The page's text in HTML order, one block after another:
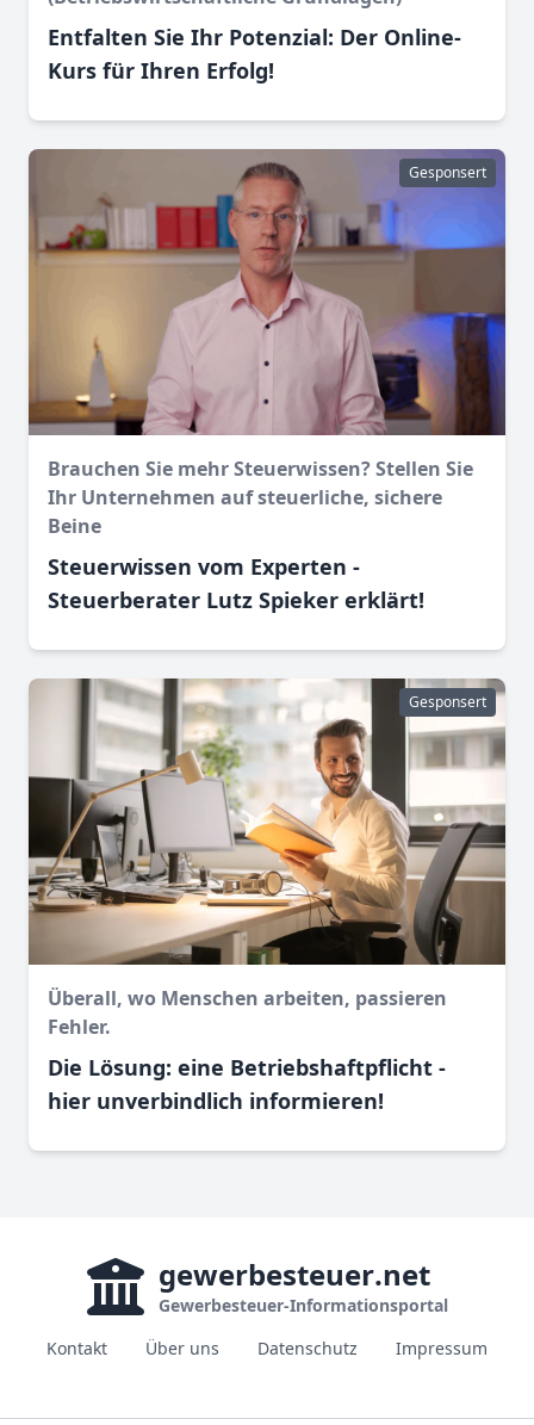
Entfalten Sie Ihr Potenzial: Der Online-
Kurs für Ihren Erfolg!
Gesponsert
Brauchen Sie mehr Steuerwissen? Stellen Sie
Ihr Unternehmen auf steuerliche, sichere
Beine
Steuerwissen vom Experten -
Steuerberater Lutz Spieker erklärt!
Gesponsert
Überall, wo Menschen arbeiten, passieren
Fehler.
Die Lösung: eine Betriebshaftpflicht -
hier unverbindlich informieren!
gewerbesteuer.net
Gewerbesteuer-Informationsportal
Kontakt
Über uns Datenschutz Impressum